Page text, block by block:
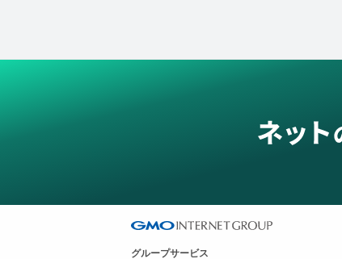
グループサービス